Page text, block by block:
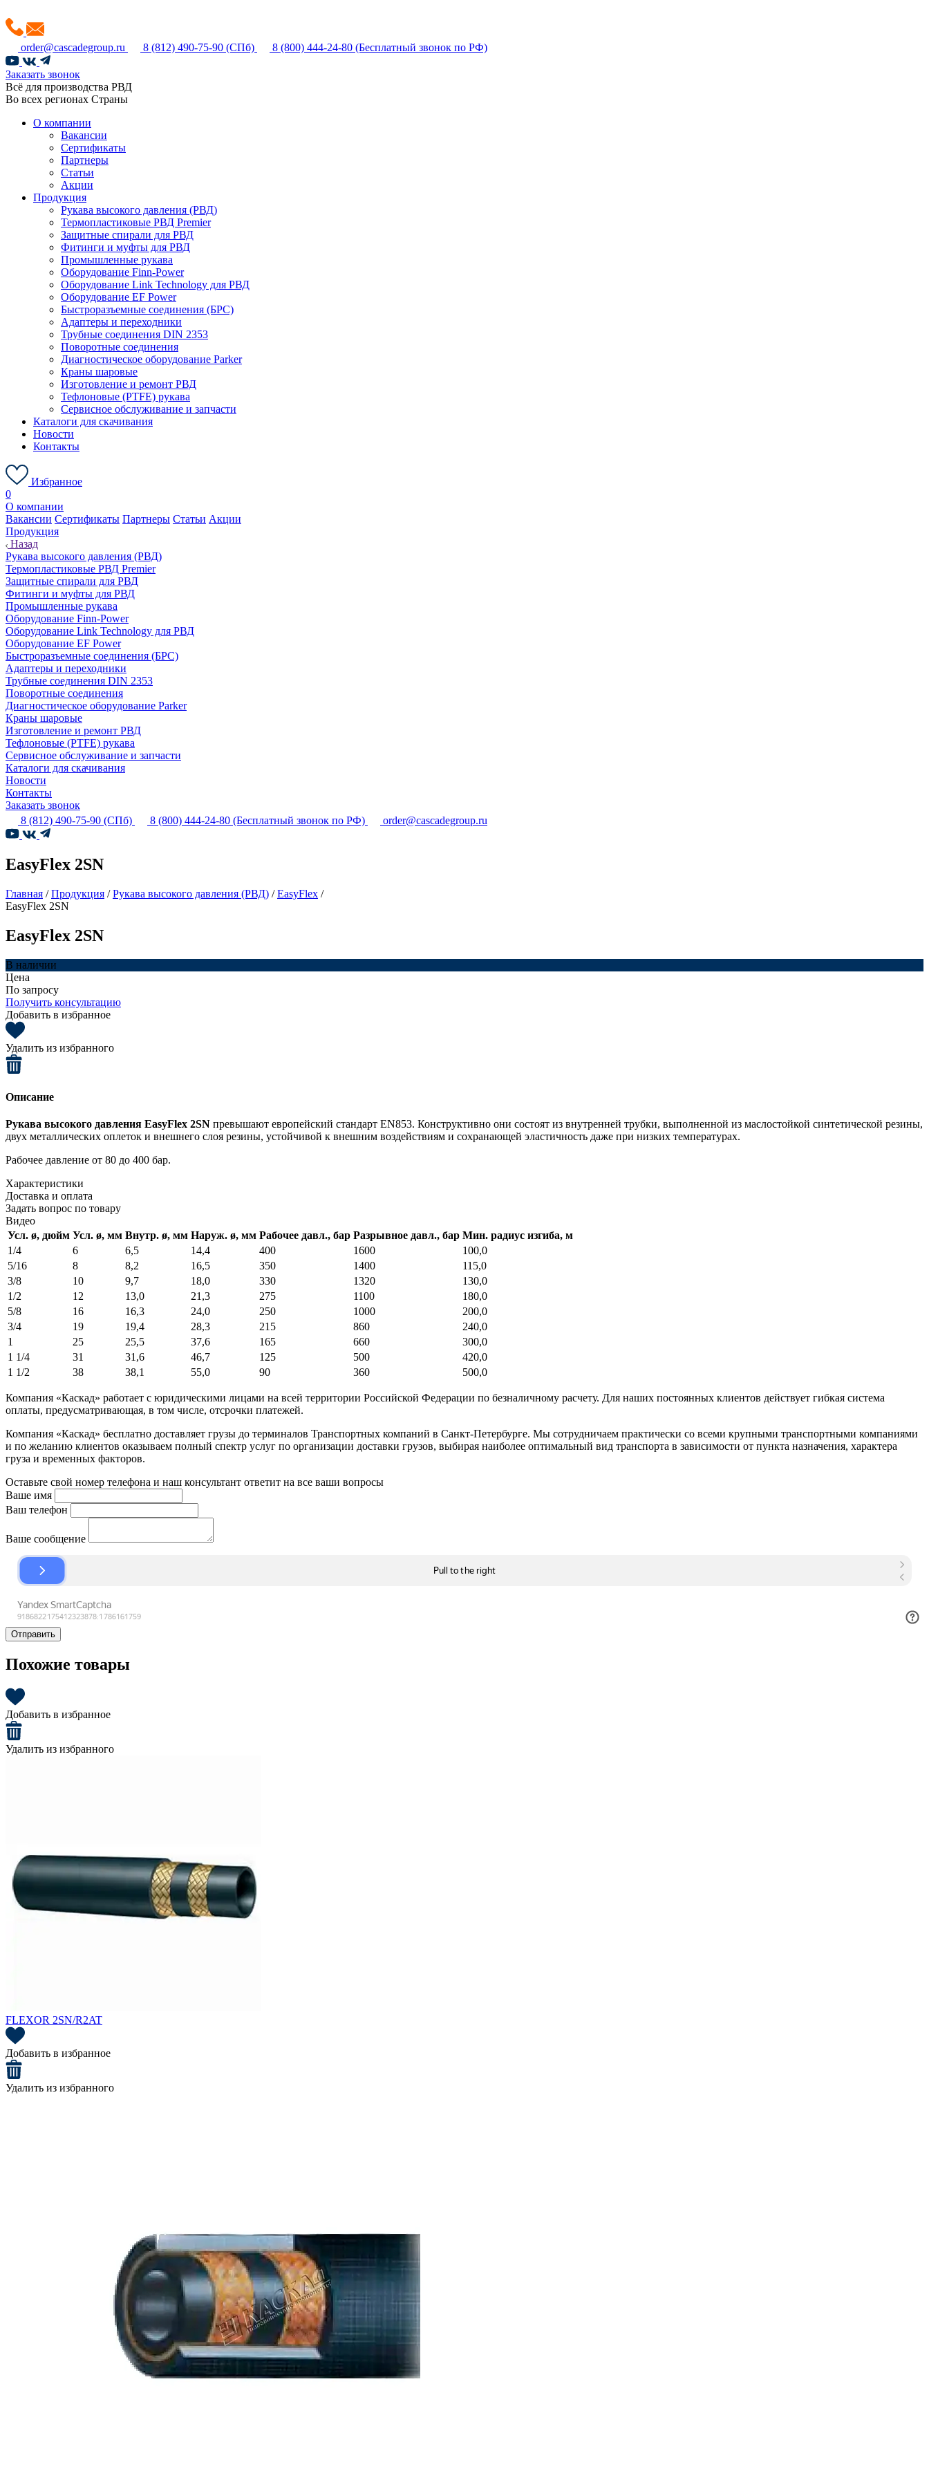
order@cascadegroup.ru 8 (812) 490-75-90 (СПб) 8 (800) 444-24-80 (Бесплатный звонок по РФ)
Заказать звонок
Всё для производства РВД
Во всех регионах Страны
О компании
Вакансии
Сертификаты
Партнеры
Статьи
Акции
Продукция
Рукава высокого давления (РВД)
Термопластиковые РВД Premier
Защитные спирали для РВД
Фитинги и муфты для РВД
Промышленные рукава
Оборудование Finn-Power
Оборудование Link Technology для РВД
Оборудование EF Power
Быстроразъемные соединения (БРС)
Адаптеры и переходники
Трубные соединения DIN 2353
Поворотные соединения
Диагностическое оборудование Parker
Краны шаровые
Изготовление и ремонт РВД
Тефлоновые (PTFE) рукава
Сервисное обслуживание и запчасти
Каталоги для скачивания
Новости
Контакты
Избранное
0
О компании
Вакансии Сертификаты Партнеры Статьи Акции
Продукция
Назад
Рукава высокого давления (РВД)
Термопластиковые РВД Premier
Защитные спирали для РВД
Фитинги и муфты для РВД
Промышленные рукава
Оборудование Finn-Power
Оборудование Link Technology для РВД
Оборудование EF Power
Быстроразъемные соединения (БРС)
Адаптеры и переходники
Трубные соединения DIN 2353
Поворотные соединения
Диагностическое оборудование Parker
Краны шаровые
Изготовление и ремонт РВД
Тефлоновые (PTFE) рукава
Сервисное обслуживание и запчасти
Каталоги для скачивания
Новости
Контакты
Заказать звонок
8 (812) 490-75-90 (СПб) 8 (800) 444-24-80 (Бесплатный звонок по РФ) order@cascadegroup.ru
EasyFlex 2SN
Главная /Продукция /Рукава высокого давления (РВД) /EasyFlex /
EasyFlex 2SN
EasyFlex 2SN
В наличии
Цена
По запросу
Получить консультацию
Добавить в избранное
Удалить из избранного
Описание
Рукава высокого давления EasyFlex 2SN превышают европейский стандарт EN853. Конструктивно они состоят из внутренней трубки, выполненной из маслостойкой синтетической резины,
двух металлических оплеток и внешнего слоя резины, устойчивой к внешним воздействиям и сохранающей эластичность даже при низких температурах.
Рабочее давление от 80 до 400 бар.
Характеристики
Доставка и оплата
Задать вопрос по товару
Видео
Усл. ø, дюйм Усл. ø, мм Внутр. ø, мм Наруж. ø, мм Рабочее давл., бар Разрывное давл., бар Мин. радиус изгиба, м
1/4
6 6,5 14,4 400 1600
100,0
5/16
8 8,2 16,5 350 1400
115,0
3/8
10 9,7 18,0 330 1320
130,0
1/2
12 13,0 21,3 275 1100
180,0
5/8
16 16,3 24,0 250 1000
200,0
3/4
19 19,4 28,3 215 860
240,0
1
25 25,5 37,6 165 660
300,0
1 1/4
31 31,6 46,7 125 500
420,0
1 1/2
38 38,1 55,0 90 360 500,0
Компания «Каскад» работает с юридическими лицами на всей территории Российской Федерации по безналичному расчету. Для наших постоянных клиентов действует гибкая система
оплаты, предусматривающая, в том числе, отсрочки платежей.
Компания «Каскад» бесплатно доставляет грузы до терминалов Транспортных компаний в Санкт-Петербурге. Мы сотрудничаем практически со всеми крупными транспортными компаниями
и по желанию клиентов оказываем полный спектр услуг по организации доставки грузов, выбирая наиболее оптимальный вид транспорта в зависимости от пункта назначения, характера
груза и временных факторов.
Оставьте свой номер телефона и наш консультант ответит на все ваши вопросы
Ваше имя
Ваш телефон
Ваше сообщение
Отправить
Похожие товары
Добавить в избранное
Удалить из избранного
FLEXOR 2SN/R2AT
Добавить в избранное
Удалить из избранного